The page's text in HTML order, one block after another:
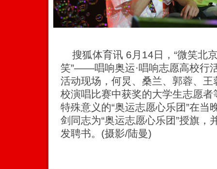
搜狐体育讯 6月14日，“微笑北
笑”——唱响奥运·唱响志愿高校行
活动现场，何炅、桑兰、郭蓉、
校演唱比赛中获奖的大学生志愿
特殊意义的“奥运志愿心乐团”在当
剑同志为“奥运志愿心乐团”授旗，
发聘书。(摄影/陆曼)